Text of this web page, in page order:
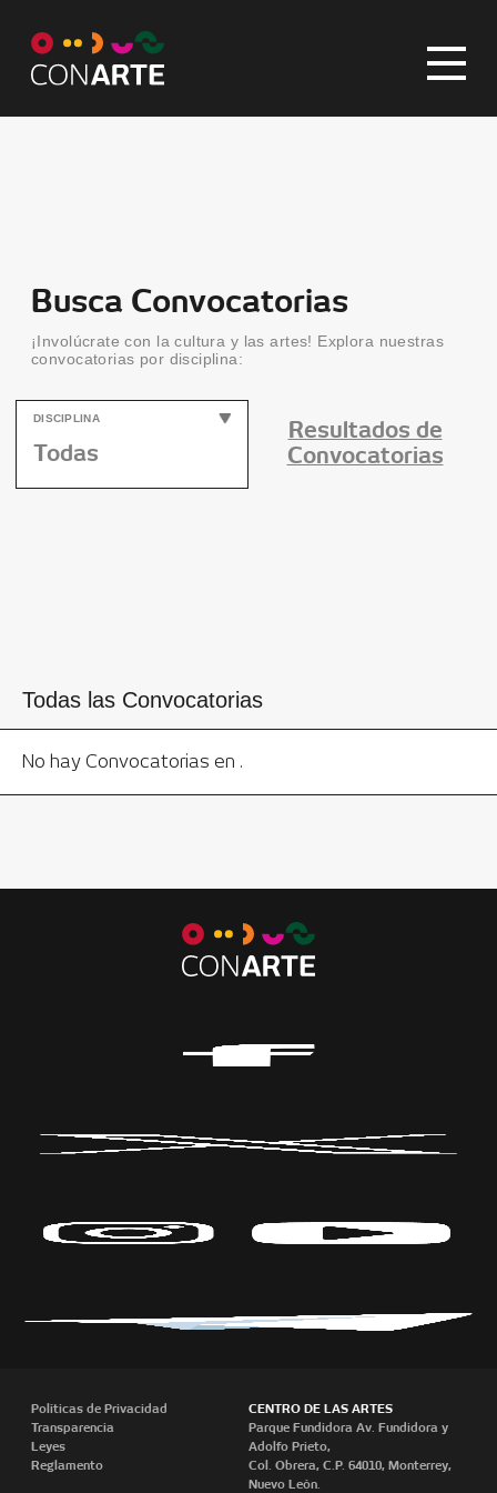
Busca Convocatorias
¡Involúcrate con la cultura y las artes! Explora nuestras
convocatorias por disciplina:
DISCIPLINA
Resultados de
Convocatorias
Todas las Convocatorias
No hay Convocatorias en .
Políticas de Privacidad
Transparencia
Leyes
Reglamento
CENTRO DE LAS ARTES
Parque Fundidora Av. Fundidora y
Adolfo Prieto,
Col. Obrera, C.P. 64010, Monterrey,
Nuevo León.